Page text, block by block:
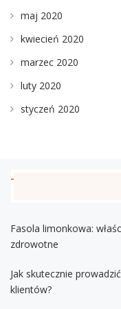
maj 2020
kwiecień 2020
marzec 2020
luty 2020
styczeń 2020
Fasola limonkowa:
zdrowotne
Jak skutecznie
klientów?